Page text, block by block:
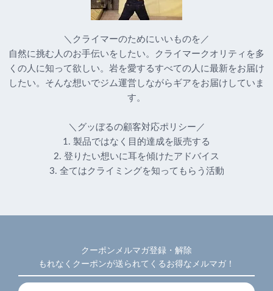
＼クライマーのためにいいものを／
自然に挑む人のお手伝いをしたい。クライマークオリティを多
くの人に知って欲しい。岩を愛するすべての人に最新をお届け
したい。そんな想いでジム運営しながらギアをお届けしていま
す。
＼グッぼるの顧客対応ポリシー／
1. 製品ではなく目的達成を販売する
2. 登りたい想いに耳を傾けたアドバイス
3. 全てはクライミングを知ってもらう活動
クーポンメルマガ登録・解除
もれなくクーポンが送られてくるお得なメルマガ！